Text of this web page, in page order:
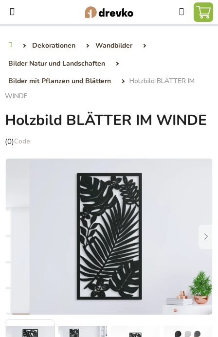
Inhalt
springen
Suchen
Dekorationen
Wandbilder
Bilder Natur und Landschaften
Bilder mit Pflanzen und Blättern
Holzbild BLÄTTER IM
WINDE
Holzbild BLÄTTER IM WINDE
Die
Produktbewertung
Sternen.
(0)